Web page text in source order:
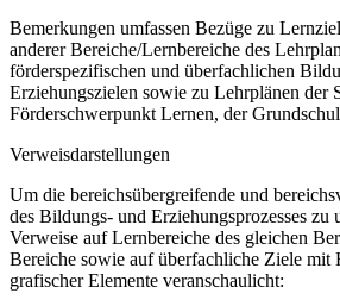
Bemerkungen umfassen Bezüge zu
anderer Bereiche/Lernbereiche des
förderspezifischen und überfachlichen
Erziehungszielen sowie zu Lehrplänen der
Förderschwerpunkt Lernen, der
Verweisdarstellungen
Um die bereichsübergreifende und
des Bildungs- und Erziehungsprozesses zu
Verweise auf Lernbereiche des gleichen
Bereiche sowie auf überfachliche Ziele mit
grafischer Elemente veranschaulicht: